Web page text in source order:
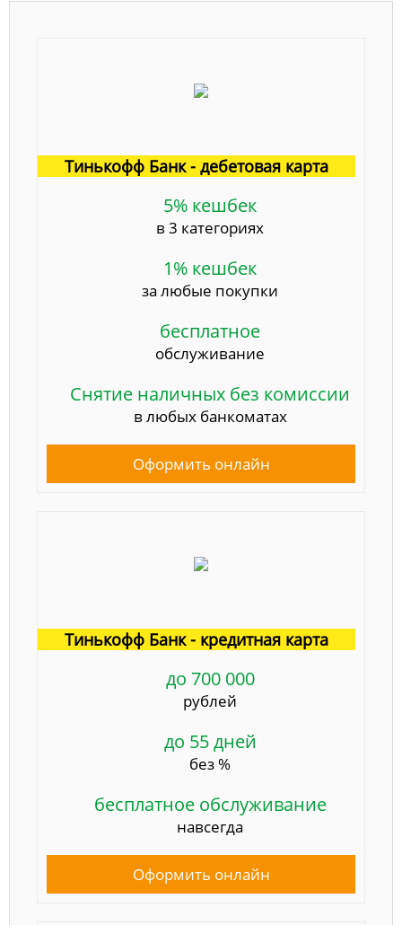
Тинькофф Банк - дебетовая карта
5% кешбек
в 3 категориях
1% кешбек
за любые покупки
бесплатное
обслуживание
Снятие наличных без комиссии
в любых банкоматах
Оформить онлайн
Тинькофф Банк - кредитная карта
до 700 000
рублей
до 55 дней
без %
бесплатное обслуживание
навсегда
Оформить онлайн